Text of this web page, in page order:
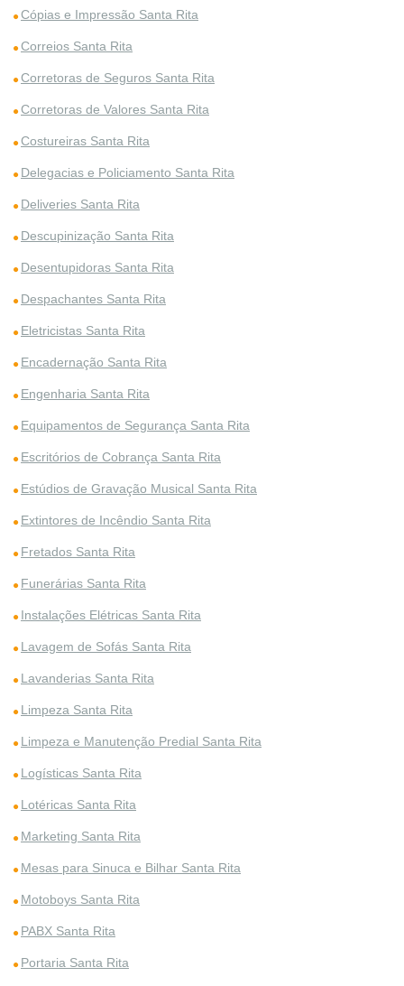
Cópias e Impressão Santa Rita
Correios Santa Rita
Corretoras de Seguros Santa Rita
Corretoras de Valores Santa Rita
Costureiras Santa Rita
Delegacias e Policiamento Santa Rita
Deliveries Santa Rita
Descupinização Santa Rita
Desentupidoras Santa Rita
Despachantes Santa Rita
Eletricistas Santa Rita
Encadernação Santa Rita
Engenharia Santa Rita
Equipamentos de Segurança Santa Rita
Escritórios de Cobrança Santa Rita
Estúdios de Gravação Musical Santa Rita
Extintores de Incêndio Santa Rita
Fretados Santa Rita
Funerárias Santa Rita
Instalações Elétricas Santa Rita
Lavagem de Sofás Santa Rita
Lavanderias Santa Rita
Limpeza Santa Rita
Limpeza e Manutenção Predial Santa Rita
Logísticas Santa Rita
Lotéricas Santa Rita
Marketing Santa Rita
Mesas para Sinuca e Bilhar Santa Rita
Motoboys Santa Rita
PABX Santa Rita
Portaria Santa Rita